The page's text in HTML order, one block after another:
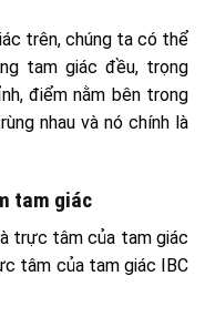
trên, chúng ta có thể
tam giác đều, trọng
điểm nằm bên trong
nhau và nó chính là
tam giác
trực tâm của tam giác
tâm của tam giác IBC